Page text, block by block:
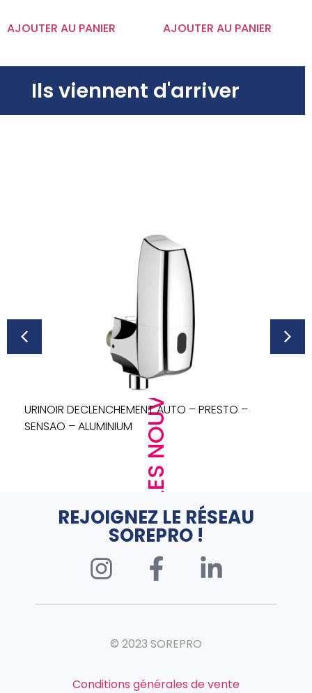
AJOUTER AU PANIER AJOUTER AU PANIER
Ils viennent d'arriver
LES NOUVEAUTÉS
URINOIR DECLENCHEMENT AUTO – PRESTO –
SENSAO – ALUMINIUM
REJOIGNEZ LE RÉSEAU
SOREPRO !
© 2023 SOREPRO
Conditions générales de vente